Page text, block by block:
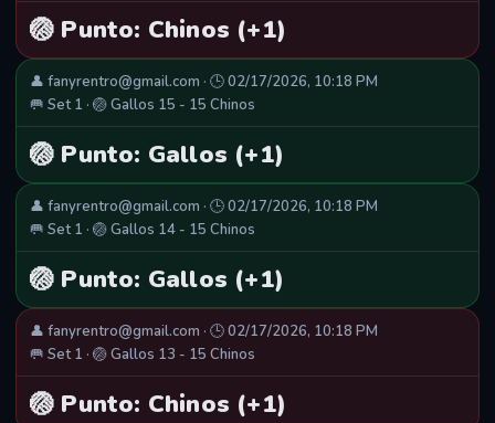
🏐 Punto: Chinos (+1)
👤 fanyrentro@gmail.com · 🕒 02/17/2026, 10:18 PM
🥅 Set 1 · 🏐 Gallos 15 - 15 Chinos
🏐 Punto: Gallos (+1)
👤 fanyrentro@gmail.com · 🕒 02/17/2026, 10:18 PM
🥅 Set 1 · 🏐 Gallos 14 - 15 Chinos
🏐 Punto: Gallos (+1)
👤 fanyrentro@gmail.com · 🕒 02/17/2026, 10:18 PM
🥅 Set 1 · 🏐 Gallos 13 - 15 Chinos
🏐 Punto: Chinos (+1)